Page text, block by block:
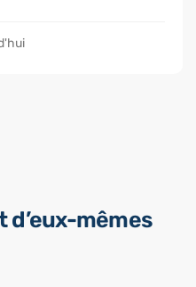
d’eux-mêmes